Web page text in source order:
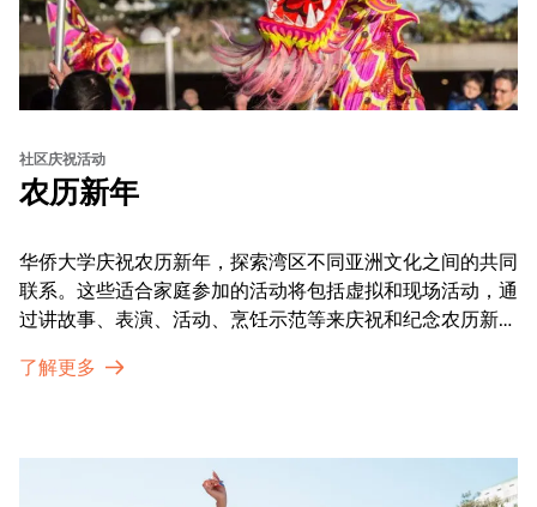
社区庆祝活动
农历新年
华侨大学庆祝农历新年，探索湾区不同亚洲文化之间的共同
联系。这些适合家庭参加的活动将包括虚拟和现场活动，通
过讲故事、表演、活动、烹饪示范等来庆祝和纪念农历新年
通过亲身参与和虚拟的治疗圈来相互支持。
了解更多